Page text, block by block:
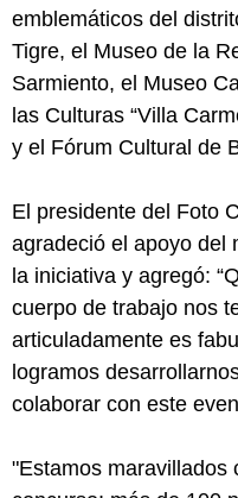
emblemáticos del
Tigre, el Museo de la
Sarmiento, el Museo
las Culturas “Villa
y el Fórum Cultural de
El presidente del Foto
agradeció el apoyo del
la iniciativa y agregó:
cuerpo de trabajo nos
articuladamente es
logramos
colaborar con este
"Estamos maravillados